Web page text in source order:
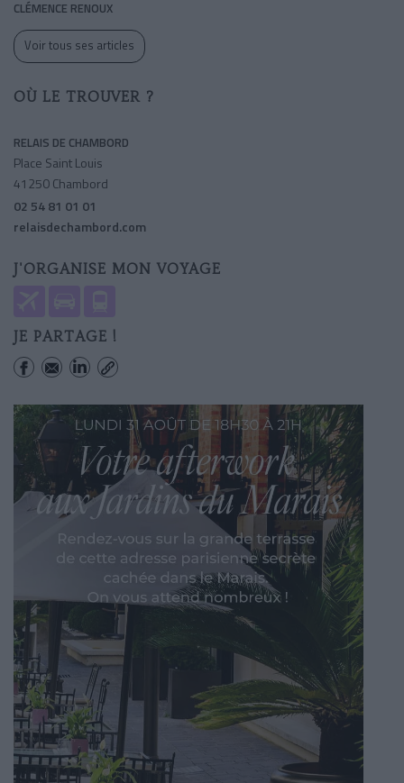
CLÉMENCE RENOUX
Voir tous ses articles
OÙ LE TROUVER ?
RELAIS DE CHAMBORD
Place Saint Louis
41250 Chambord
02 54 81 01 01
relaisdechambord.com
J'ORGANISE MON VOYAGE
JE PARTAGE !